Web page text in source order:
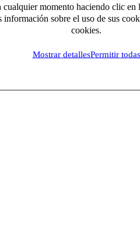
momento haciendo clic en
información sobre el uso de sus
cookies.
Mostrar detallesPermitir todas